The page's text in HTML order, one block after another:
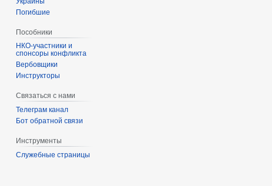
Погибшие
Пособники
спонсоры конфликта
‏‎Вербовщики
Инструкторы
Связаться с нами
Телеграм канал
Бот обратной связи
Инструменты
Служебные страницы